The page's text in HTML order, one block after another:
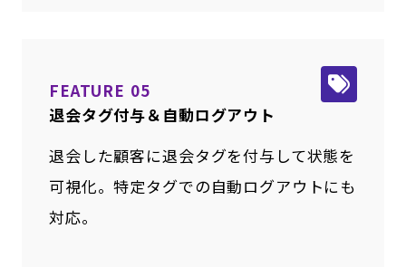
FEATURE 05
退会タグ付与＆自動ログアウト
退会した顧客に退会タグを付与して状態を
可視化。特定タグでの自動ログアウトにも
対応。